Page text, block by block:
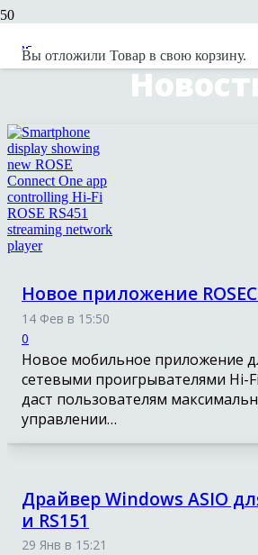
Вы отложили Товар в свою корзину.
Новое приложение
14 Фев в 15:50
0
Новое мобильное приложение
сетевыми проигрывателями Hi-
даст пользователям
управлении…
Драйвер Windows ASIO
и RS151
29 Янв в 15:21